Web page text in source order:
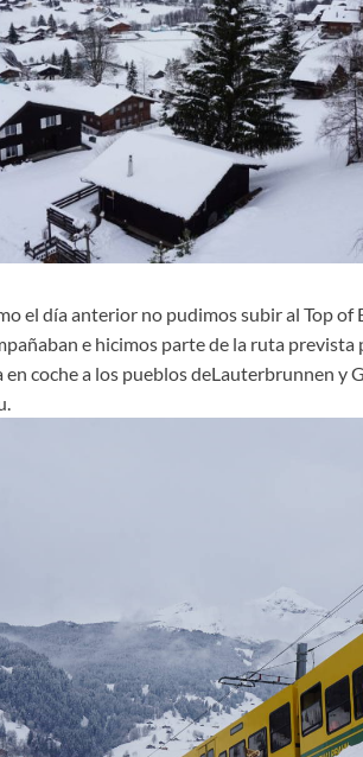
el día anterior no pudimos subir al Top
e hicimos parte de la ruta prevista
coche a los pueblos deLauterbrunnen y